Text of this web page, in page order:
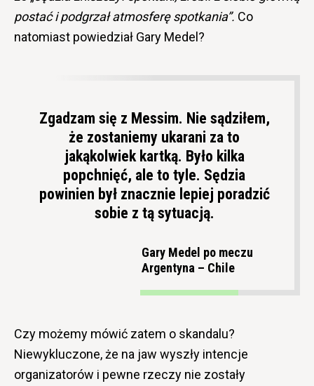
postać i podgrzał atmosferę spotkania”. Co
natomiast powiedział Gary Medel?
Zgadzam się z Messim. Nie sądziłem,
że zostaniemy ukarani za to
jakąkolwiek kartką. Było kilka
popchnięć, ale to tyle. Sędzia
powinien był znacznie lepiej poradzić
sobie z tą sytuacją.
Gary Medel po meczu
Argentyna – Chile
Czy możemy mówić zatem o skandalu?
Niewykluczone, że na jaw wyszły intencje
organizatorów i pewne rzeczy nie zostały